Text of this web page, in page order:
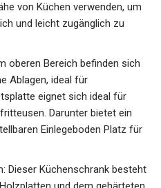
von Küchen verwenden, um
und leicht zugänglich zu
oberen Bereich befinden sich
Ablagen, ideal für
eignet sich ideal für
Darunter bietet ein
Einlegeboden Platz für
Dieser Küchenschrank besteht